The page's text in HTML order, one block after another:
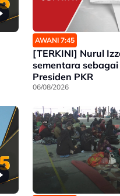
AWANI 7:45
[TERKINI] Nurul
sementara
Presiden PKR
06/08/2026